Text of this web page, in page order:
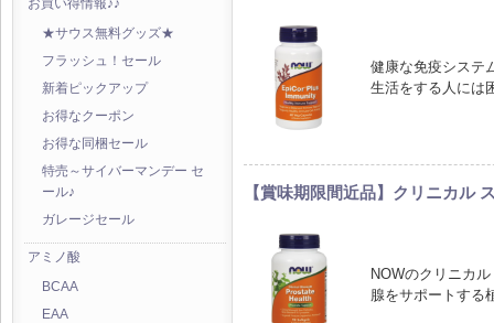
お買い得情報♪♪
★サウス無料グッズ★
フラッシュ！セール
新着ピックアップ
お得なクーポン
お得な同梱セール
特売～サイバーマンデー セ
ール♪
ガレージセール
アミノ酸
BCAA
EAA
健康な免疫システ
生活をする人には
【賞味期限間近品】クリニカル
NOWのクリニカ
腺をサポートする